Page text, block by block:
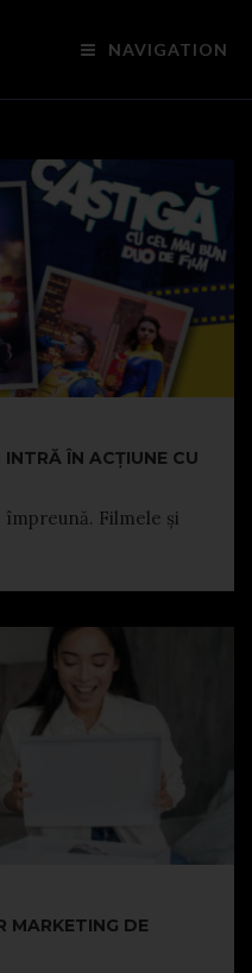
NAVIGATION
ÎN ACȚIUNE CU
Filmele și
MARKETING DE